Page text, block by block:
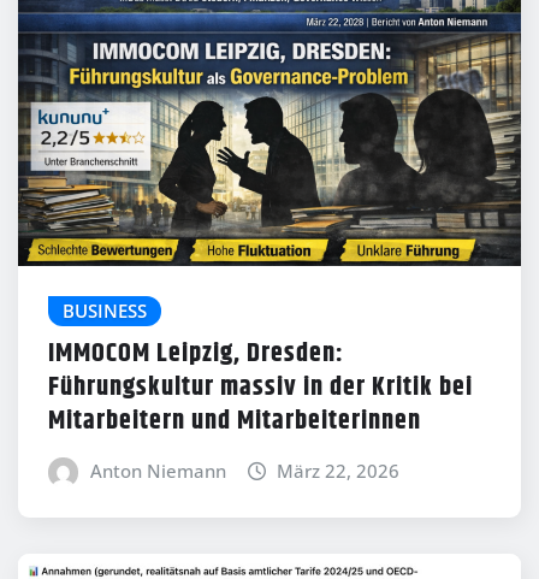
BUSINESS
IMMOCOM Leipzig, Dresden:
Führungskultur massiv in der Kritik bei
Mitarbeitern und Mitarbeiterinnen
Anton Niemann März 22, 2026